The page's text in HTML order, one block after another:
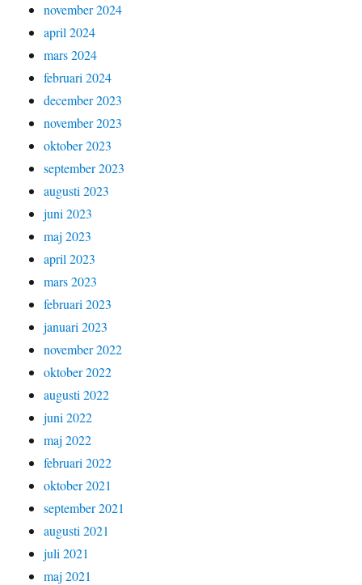
november 2024
april 2024
mars 2024
februari 2024
december 2023
november 2023
oktober 2023
september 2023
augusti 2023
juni 2023
maj 2023
april 2023
mars 2023
februari 2023
januari 2023
november 2022
oktober 2022
augusti 2022
juni 2022
maj 2022
februari 2022
oktober 2021
september 2021
augusti 2021
juli 2021
maj 2021